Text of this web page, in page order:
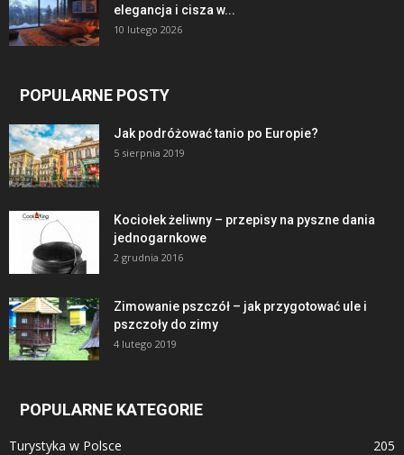
elegancja i cisza w...
10 lutego 2026
POPULARNE POSTY
Jak podróżować tanio po Europie?
5 sierpnia 2019
Kociołek żeliwny – przepisy na pyszne dania
jednogarnkowe
2 grudnia 2016
Zimowanie pszczół – jak przygotować ule i
pszczoły do zimy
4 lutego 2019
POPULARNE KATEGORIE
Turystyka w Polsce
205